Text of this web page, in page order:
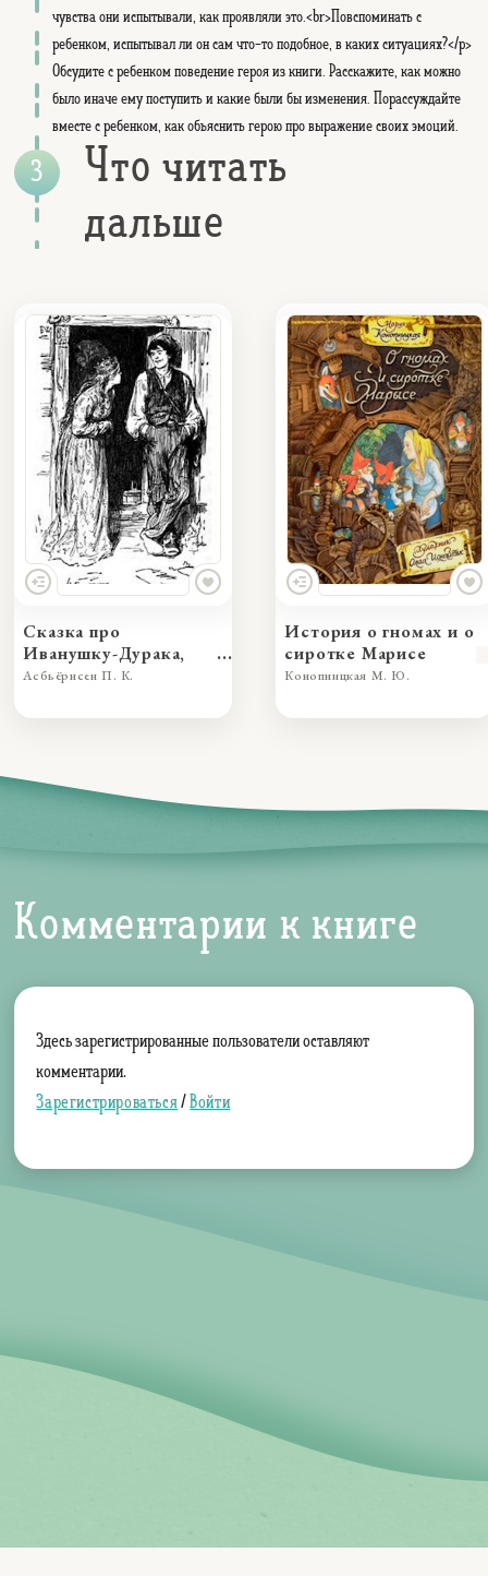
чувства они испытывали, как проявляли это.<br>Повспоминать с
ребенком, испытывал ли он сам что-то подобное, в каких ситуациях?</p>
Обсудите с ребенком поведение героя из книги. Расскажите, как можно
было иначе ему поступить и какие были бы изменения. Порассуждайте
вместе с ребенком, как объяснить герою про выражение своих эмоций.
Что читать
дальше
Сказка про
Иванушку-Дурака,
превзошедшего во
Асбьёрнсен П. К.
История о гномах и о
сиротке Марисе
Конопницкая М. Ю.
Комментарии к книге
Здесь зарегистрированные пользователи оставляют
комментарии.
Зарегистрироваться/Войти